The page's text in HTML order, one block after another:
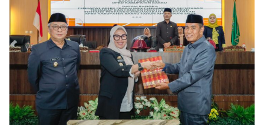
Lensa
Merdeka